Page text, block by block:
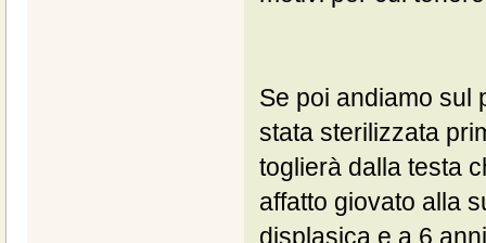
Se poi andiamo sul
stata sterilizzata
toglierà dalla testa
affatto giovato alla
displasica e a 6